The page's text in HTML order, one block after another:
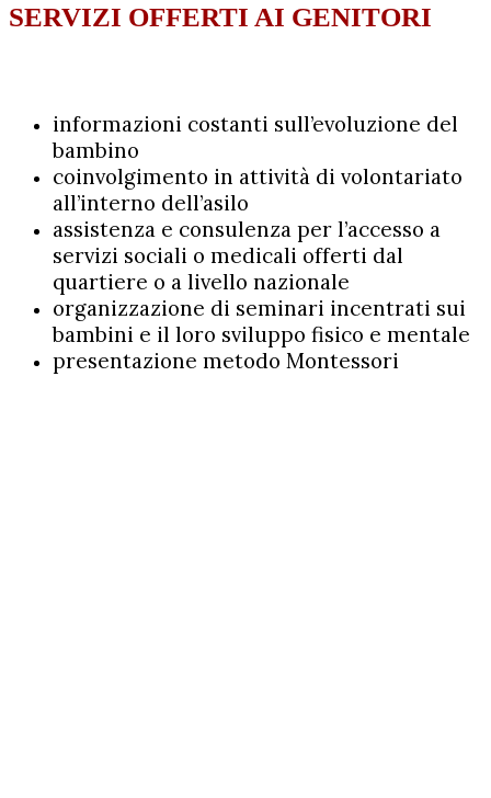
SERVIZI OFFERTI AI GENITORI
informazioni costanti sull’evoluzione del
bambino
coinvolgimento in attività di volontariato
all’interno dell’asilo
assistenza e consulenza per l’accesso a
servizi sociali o medicali offerti dal
quartiere o a livello nazionale
organizzazione di seminari incentrati sui
bambini e il loro sviluppo fisico e mentale
presentazione metodo Montessori